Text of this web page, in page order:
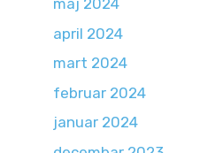
maj 2024
april 2024
mart 2024
februar 2024
januar 2024